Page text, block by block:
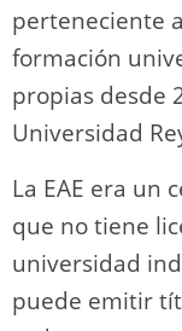
perteneciente
formación
propias desde
Universidad
La EAE era un
que no tiene
universidad
puede emitir